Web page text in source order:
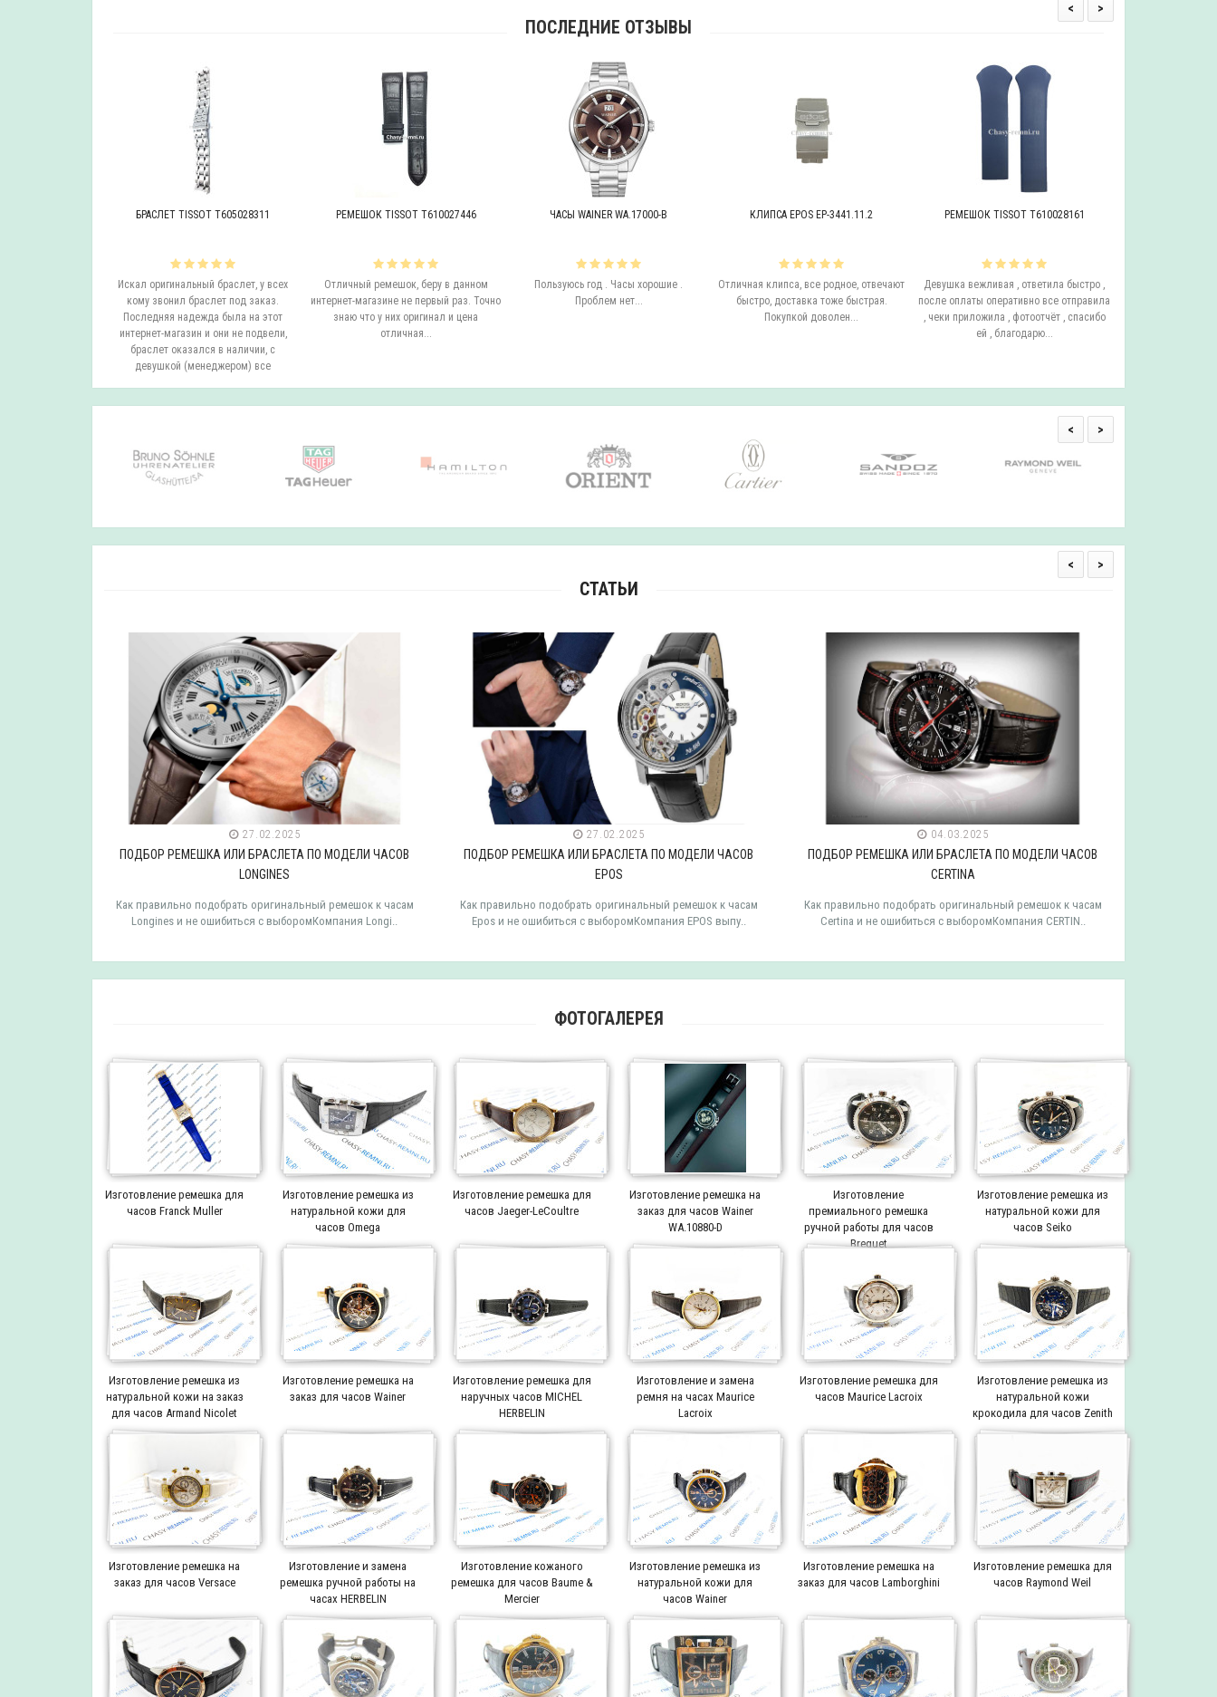
ПОСЛЕДНИЕ ОТЗЫВЫ
БРАСЛЕТ TISSOT T605028311
Искал оригинальный браслет, у всех
кому звонил браслет под заказ.
Последняя надежда была на этот
интернет-магазин и они не подвели,
браслет оказался в наличии, с
девушкой (менеджером) все
РЕМЕШОК TISSOT T610027446
Отличный ремешок, беру в данном
интернет-магазине не первый раз. Точно
знаю что у них оригинал и цена
отличная...
ЧАСЫ WAINER WA.17000-B
Пользуюсь год . Часы хорошие .
Проблем нет...
КЛИПСА EPOS EP-3441.11.2
Отличная клипса, все родное, отвечают
быстро, доставка тоже быстрая.
Покупкой доволен...
РЕМЕШОК TISSOT T610028161
Девушка вежливая , ответила быстро ,
после оплаты оперативно все отправила
, чеки приложила , фотоотчёт , спасибо
ей , благодарю...
< >
< >
СТАТЬИ
27.02.2025
ПОДБОР РЕМЕШКА ИЛИ БРАСЛЕТА ПО МОДЕЛИ ЧАСОВ
LONGINES
Как правильно подобрать оригинальный ремешок к часам
Longines и не ошибиться с выборомКомпания Longi..
27.02.2025
ПОДБОР РЕМЕШКА ИЛИ БРАСЛЕТА ПО МОДЕЛИ ЧАСОВ
EPOS
Как правильно подобрать оригинальный ремешок к часам
Epos и не ошибиться с выборомКомпания EPOS выпу..
04.03.2025
ПОДБОР РЕМЕШКА ИЛИ БРАСЛЕТА ПО МОДЕЛИ ЧАСОВ
CERTINA
Как правильно подобрать оригинальный ремешок к часам
Certina и не ошибиться с выборомКомпания CERTIN..
< >
ФОТОГАЛЕРЕЯ
Изготовление ремешка для
часов Franck Muller
Изготовление ремешка из
натуральной кожи для
часов Omega
Изготовление ремешка для
часов Jaeger-LeCoultre
Изготовление ремешка на
заказ для часов Wainer
WA.10880-D
Изготовление
премиального ремешка
ручной работы для часов
Breguet
Изготовление ремешка из
натуральной кожи для
часов Seiko
Изготовление ремешка из
натуральной кожи на заказ
для часов Armand Nicolet
Изготовление ремешка на
заказ для часов Wainer
Изготовление ремешка для
наручных часов MICHEL
HERBELIN
Изготовление и замена
ремня на часах Maurice
Lacroix
Изготовление ремешка для
часов Maurice Lacroix
Изготовление ремешка из
натуральной кожи
крокодила для часов Zenith
Изготовление ремешка на
заказ для часов Versace
Изготовление и замена
ремешка ручной работы на
часах HERBELIN
Изготовление кожаного
ремешка для часов Baume &
Mercier
Изготовление ремешка из
натуральной кожи для
часов Wainer
Изготовление ремешка на
заказ для часов Lamborghini
Изготовление ремешка для
часов Raymond Weil